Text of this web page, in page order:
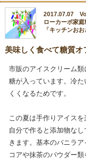
2017.07.07
ローカーボ家
「キッチンおお
美味しく食べて糖質
市販のアイスクリーム
糖が入っています。冷た
くくなるためです。
この夏は手作りアイス
自分で作ると添加物な
きます。基本のバニラ
コアや抹茶のパウダー類